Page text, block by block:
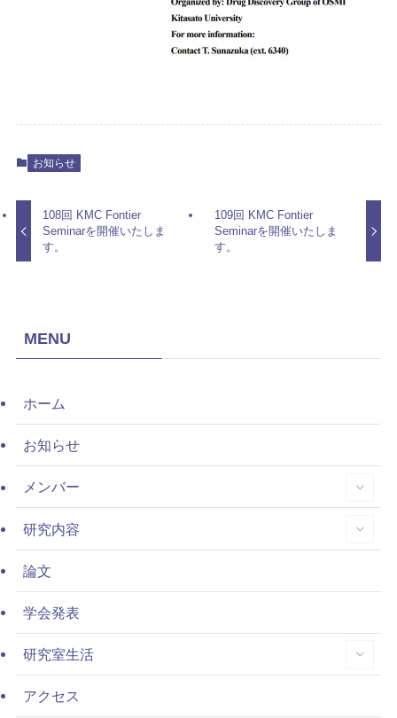
お知らせ
108回 KMC Fontier
Seminarを開催いたしま
す。
109回 KMC Fontier
Seminarを開催いたしま
す。
MENU
ホーム
お知らせ
メンバー
研究内容
論文
学会発表
研究室生活
アクセス